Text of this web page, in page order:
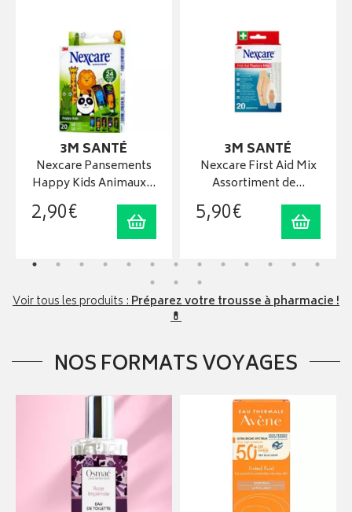
au panier
3M SANTÉ
Nexcare Pansements
Happy Kids Animaux…
2,90€ Ajouter au panier
3M SANTÉ
Nexcare First Aid Mix
Assortiment de…
5,90€ Ajouter
Voir tous les produits :Préparez votre trousse à pharmacie !
💊
NOS FORMATS VOYAGES